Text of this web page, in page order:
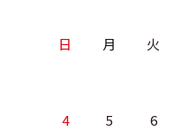
日 月 火
4 5 6